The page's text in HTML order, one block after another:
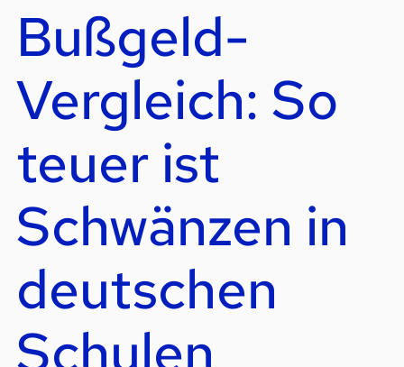
Bußgeld-
Vergleich: So
teuer ist
Schwänzen in
deutschen
Schulen